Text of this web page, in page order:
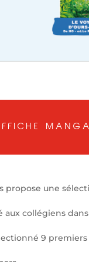
propose une
collégiens
9 premiers